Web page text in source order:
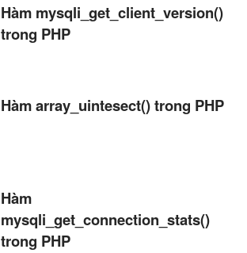
Hàm mysqli_get_client_version()
trong PHP
Hàm array_uintesect() trong PHP
Hàm
mysqli_get_connection_stats()
trong PHP